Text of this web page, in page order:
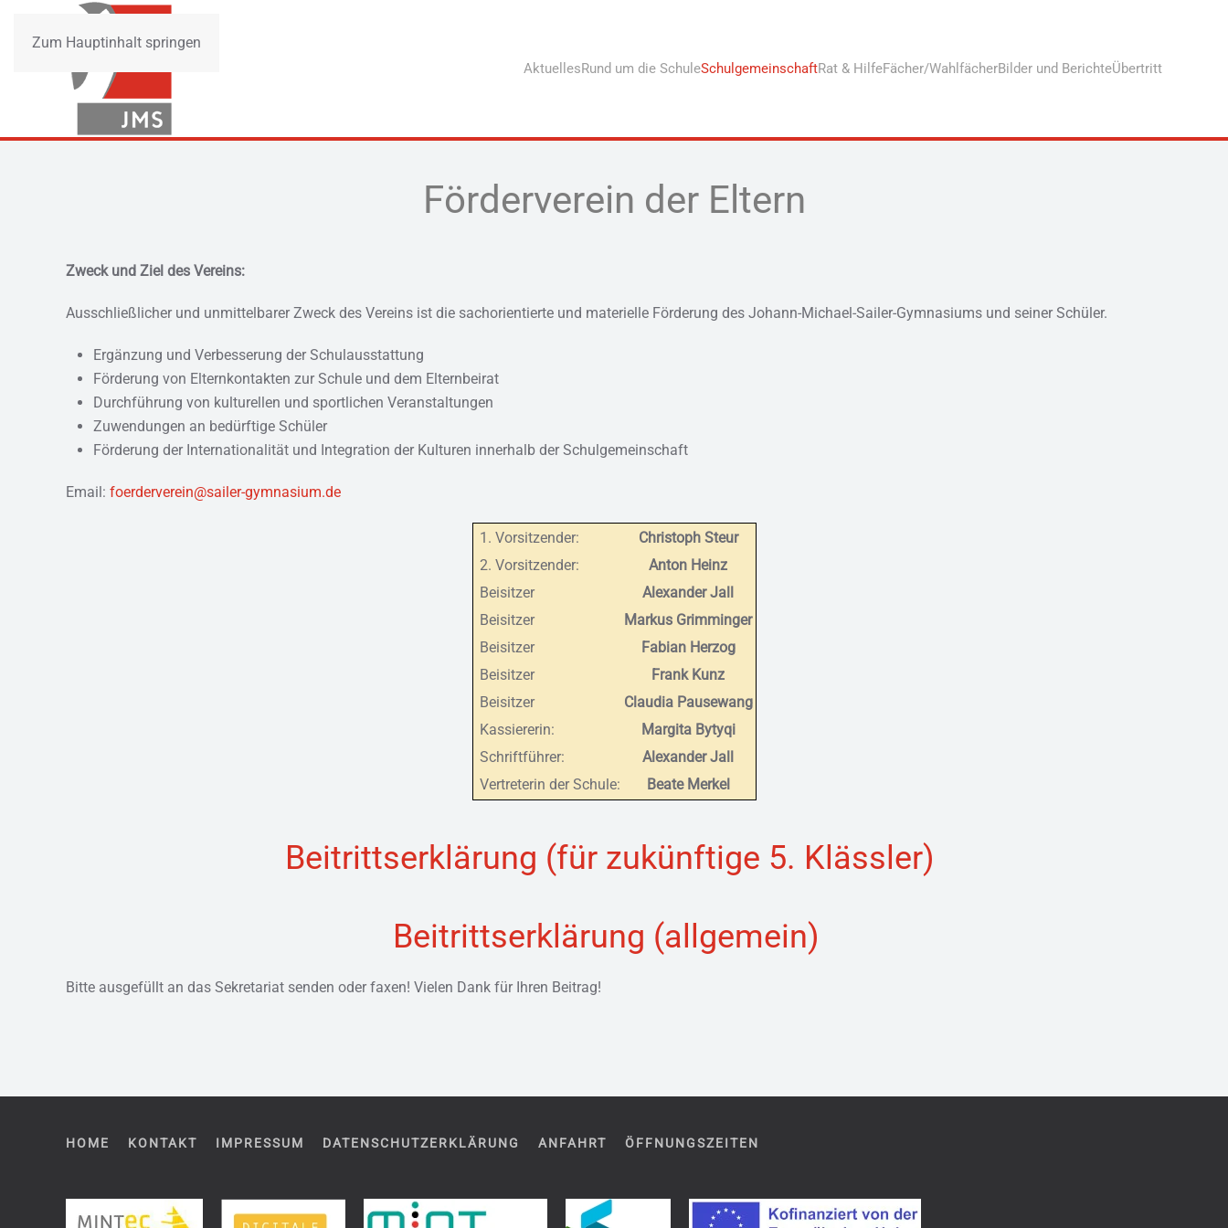
Zum Hauptinhalt springen
AktuellesRund um die SchuleSchulgemeinschaftRat & HilfeFächer/WahlfächerBilder und BerichteÜbertritt
Förderverein der Eltern
Zweck und Ziel des Vereins:
Ausschließlicher und unmittelbarer Zweck des Vereins ist die sachorientierte und materielle Förderung des Johann-Michael-Sailer-Gymnasiums und seiner Schüler.
Ergänzung und Verbesserung der Schulausstattung
Förderung von Elternkontakten zur Schule und dem Elternbeirat
Durchführung von kulturellen und sportlichen Veranstaltungen
Zuwendungen an bedürftige Schüler
Förderung der Internationalität und Integration der Kulturen innerhalb der Schulgemeinschaft
Email: foerderverein@sailer-gymnasium.de
1. Vorsitzender:
Christoph Steur
2. Vorsitzender:
Anton Heinz
Beisitzer
Alexander Jall
Beisitzer
Markus Grimminger
Beisitzer
Fabian Herzog
Beisitzer
Frank Kunz
Beisitzer
Claudia Pausewang
Kassiererin:
Margita Bytyqi
Schriftführer:
Alexander Jall
Vertreterin der Schule:
Beate Merkel
Beitrittserklärung (für zukünftige 5. Klässler)
Beitrittserklärung (allgemein)
Bitte ausgefüllt an das Sekretariat senden oder faxen! Vielen Dank für Ihren Beitrag!
HOME KONTAKT IMPRESSUM DATENSCHUTZERKLÄRUNG ANFAHRT ÖFFNUNGSZEITEN